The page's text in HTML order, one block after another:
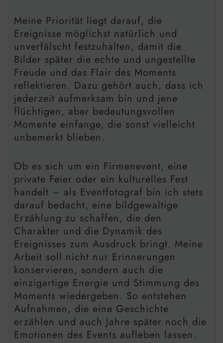
Meine Priorität liegt darauf, die
Ereignisse möglichst natürlich und
unverfälscht festzuhalten, damit die
Bilder später die echte und ungestellte
Freude und das Flair des Moments
reflektieren. Dazu gehört auch, dass ich
jederzeit aufmerksam bin und jene
flüchtigen, aber bedeutungsvollen
Momente einfange, die sonst vielleicht
unbemerkt blieben.
Ob es sich um ein Firmenevent, eine
private Feier oder ein kulturelles Fest
handelt – als Eventfotograf bin ich stets
darauf bedacht, eine bildgewaltige
Erzählung zu schaffen, die den
Charakter und die Dynamik des
Ereignisses zum Ausdruck bringt. Meine
Arbeit soll nicht nur Erinnerungen
konservieren, sondern auch die
einzigartige Energie und Stimmung des
Moments wiedergeben. So entstehen
Aufnahmen, die eine Geschichte
erzählen und auch Jahre später noch die
Emotionen des Events aufleben lassen.